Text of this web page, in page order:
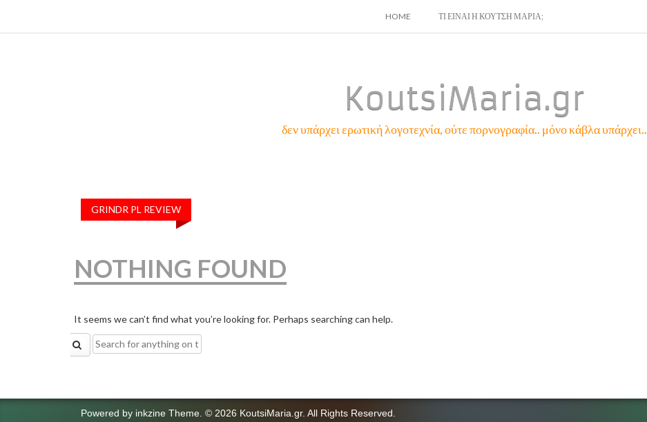
SKIP
HOME ΤΙ ΕΙΝΑΙ Η ΚΟΥΤΣΗ ΜΑΡΙΑ;
KoutsiMaria.gr
δεν υπάρχει ερωτική λογοτεχνία, ούτε πορνογραφία.. μόνο κάβλα υπάρχει..
GRINDR PL REVIEW
NOTHING FOUND
It seems we can’t find what you’re looking for. Perhaps searching can help.
Search
for:
Powered by inkzine Theme © 2026 KoutsiMaria.gr. All Rights Reserved.